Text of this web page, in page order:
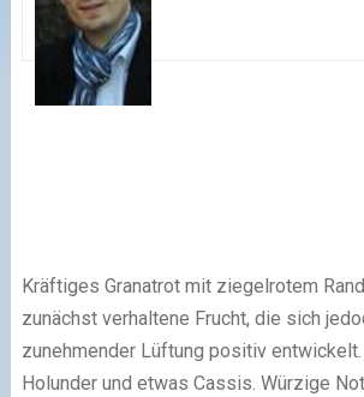
Kräftiges Granatrot mit ziegelrotem
zunächst verhaltene Frucht, die sich
zunehmender Lüftung positiv
Holunder und etwas Cassis. Würzige